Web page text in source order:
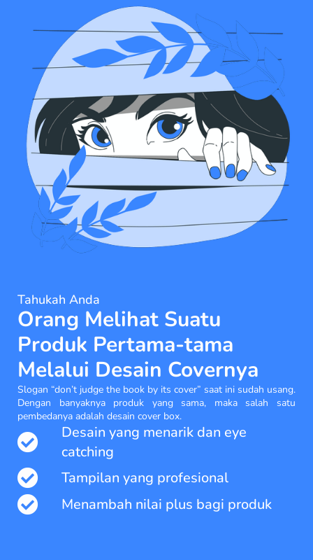
Tahukah Anda
Orang Melihat Suatu
Produk Pertama-tama
Melalui Desain Covernya
Slogan “don’t judge the book by its cover” saat ini sudah usang.
Dengan banyaknya produk yang sama, maka salah satu
pembedanya adalah desain cover box.
Desain yang menarik dan eye
catching
Tampilan yang profesional
Menambah nilai plus bagi produk